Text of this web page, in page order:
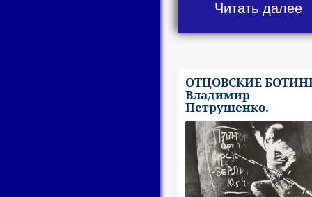
Читать далее
ОТЦОВСКИЕ
Владимир
Петрушенко.